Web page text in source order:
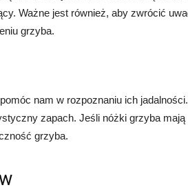
Ważne jest również, aby zwrócić
grzyba.
nam w rozpoznaniu ich
zapach. Jeśli nóżki grzyba
grzyba.